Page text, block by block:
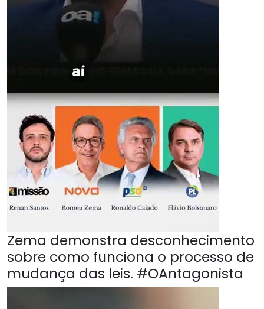
Zema demonstra desconhecimento
sobre como funciona o processo de
mudança das leis. #OAntagonista